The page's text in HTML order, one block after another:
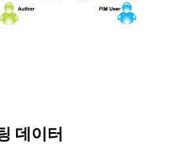
데이터